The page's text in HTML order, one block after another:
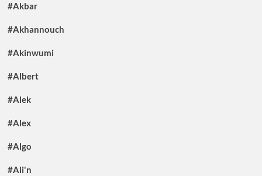
#Akbar
#Akhannouch
#Akinwumi
#Albert
#Alek
#Alex
#Algo
#Ali'n